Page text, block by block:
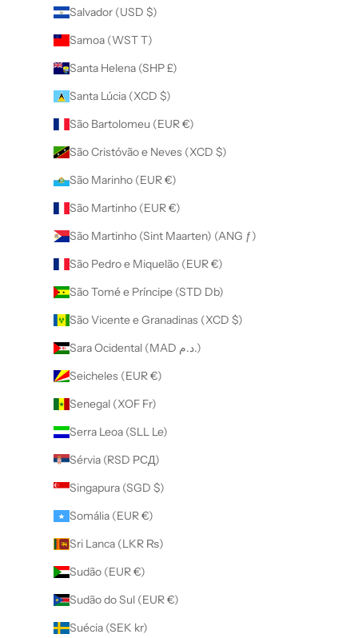
Salvador (USD $)
Samoa (WST T)
Santa Helena (SHP £)
Santa Lúcia (XCD $)
São Bartolomeu (EUR €)
São Cristóvão e Neves (XCD $)
São Marinho (EUR €)
São Martinho (EUR €)
São Martinho (Sint Maarten) (ANG ƒ)
São Pedro e Miquelão (EUR €)
São Tomé e Príncipe (STD Db)
São Vicente e Granadinas (XCD $)
Sara Ocidental (MAD د.م.)
Seicheles (EUR €)
Senegal (XOF Fr)
Serra Leoa (SLL Le)
Sérvia (RSD РСД)
Singapura (SGD $)
Somália (EUR €)
Sri Lanca (LKR ₨)
Sudão (EUR €)
Sudão do Sul (EUR €)
Suécia (SEK kr)